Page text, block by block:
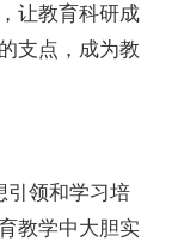
让教育科研成
支点，成为教
引领和学习培
教学中大胆实